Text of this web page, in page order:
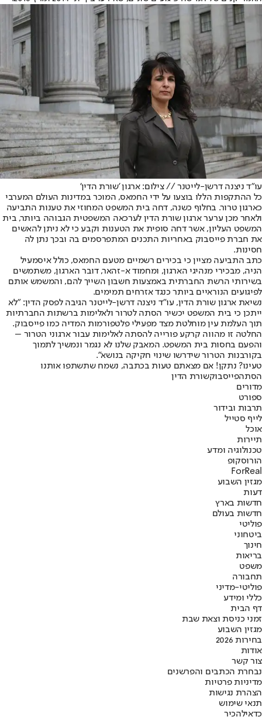
עו"ד ניצנה דרשן-לייטנר // צילום: ארגון 'שורת הדין'
כל ההתקפות הללו בוצעו על ידי החמאס, המוכר במדינות העולם המערבי
כארגון טרור. בחלוף כשנה, דחה בית המשפט המחוזי את טענות התביעה
ולאחר מכן ערער ארגון שורת הדין לערכאה המשפטית הגבוהה ביותר, בית
המשפט העליון, אשר דחה סופית את הטענות וקבע כי לא ניתן להאשים
את חברת פייסבוק באחריות התכנים המתפרסמים בה ובכך נתן לה
חסינות.
כתב התביעה מציין כי בכירים רשמיים מטעם החמאס, כולל איסמעיל
הניה, מבכירי מנהיגי הארגון, ומחמוד א-זהאר, דובר הארגון, משתמשים
בשירותי הרשת החברתית באמצעות חשבון השייך להם, והמשמש אותם
לפיגועים הנוראיים ביותר כנגד אזרחים תמימים.
נשיאת ארגון שורת הדין, עו"ד ניצנה דרשן-לייטנר הגיבה לפסק הדין: "לא
ייתכן כי בית המשפט יכשיר הסתה לטרור ולאלימות ברשתות החברתיות
תוך העלמת עין מוחלטת מצד מפעילי פלטפורמות המדיה כמו פייסבוק.
החלטה זו מהווה קרקע פורייה להסתה לאלימות עבור ארגוני הטרור –
והפעם בחסות בית המשפט. המאבק שלנו לא נגמר ונמשיך לתמוך
בקורבנות הטרור שידרשו שינוי חקיקה בנושא".
טעינו? נתקן! אם מצאתם טעות בכתבה, נשמח שתשתפו אותנו
הסתהפייסבוקשורת הדין
מדורים
ספורט
תרבות ובידור
לייף סטייל
אוכל
תיירות
טכנולוגיה ומדע
הורוסקופ
ForReal
מגזין השבוע
דעות
חדשות בארץ
חדשות בעולם
פוליטי
ביטחוני
חינוך
בריאות
משפט
תחבורה
פוליטי-מדיני
כללי ומידע
דף הבית
זמני כניסת וצאת שבת
מגזין השבוע
בחירות 2026
אודות
צור קשר
נבחרת הכתבים והפרשנים
מדיניות פרטיות
הצהרת נגישות
תנאי שימוש
כדאילהכיר